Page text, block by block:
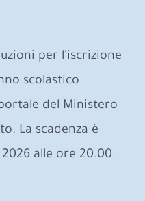
per l'iscrizione
scolastico
del Ministero
La scadenza è
alle ore 20.00.